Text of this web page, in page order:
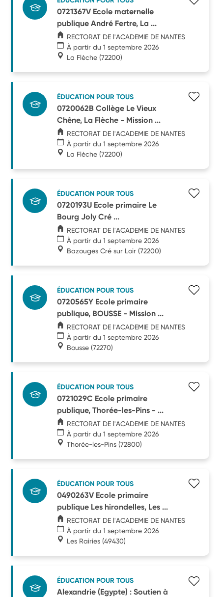
0721367V Ecole maternelle
publique André Fertre, La ...
RECTORAT DE l'ACADEMIE DE NANTES
À partir du 1 septembre 2026
La Flèche (72200)
ÉDUCATION POUR TOUS
0720062B Collège Le Vieux
Chêne, La Flèche - Mission ...
RECTORAT DE l'ACADEMIE DE NANTES
À partir du 1 septembre 2026
La Flèche (72200)
ÉDUCATION POUR TOUS
0720193U Ecole primaire Le
Bourg Joly Cré ...
RECTORAT DE l'ACADEMIE DE NANTES
À partir du 1 septembre 2026
Bazouges Cré sur Loir (72200)
ÉDUCATION POUR TOUS
0720565Y Ecole primaire
publique, BOUSSE - Mission ...
RECTORAT DE l'ACADEMIE DE NANTES
À partir du 1 septembre 2026
Bousse (72270)
ÉDUCATION POUR TOUS
0721029C Ecole primaire
publique, Thorée-les-Pins - ...
RECTORAT DE l'ACADEMIE DE NANTES
À partir du 1 septembre 2026
Thorée-les-Pins (72800)
ÉDUCATION POUR TOUS
0490263V Ecole primaire
publique Les hirondelles, Les ...
RECTORAT DE l'ACADEMIE DE NANTES
À partir du 1 septembre 2026
Les Rairies (49430)
ÉDUCATION POUR TOUS
Alexandrie (Egypte) : Soutien à